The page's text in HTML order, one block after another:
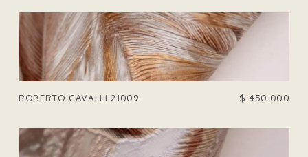
ROBERTO CAVALLI 21009 $ 450.000